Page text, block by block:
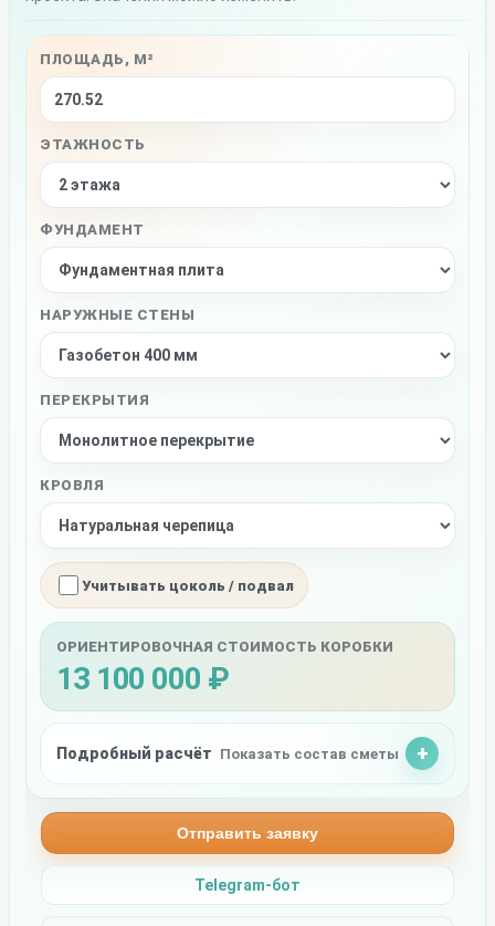
ПЛОЩАДЬ, М²
ЭТАЖНОСТЬ
ФУНДАМЕНТ
НАРУЖНЫЕ СТЕНЫ
ПЕРЕКРЫТИЯ
КРОВЛЯ
Учитывать цоколь / подвал
ОРИЕНТИРОВОЧНАЯ СТОИМОСТЬ КОРОБКИ
13 100 000 ₽
Подробный расчёт Показать состав сметы
Отправить заявку
Telegram-бот